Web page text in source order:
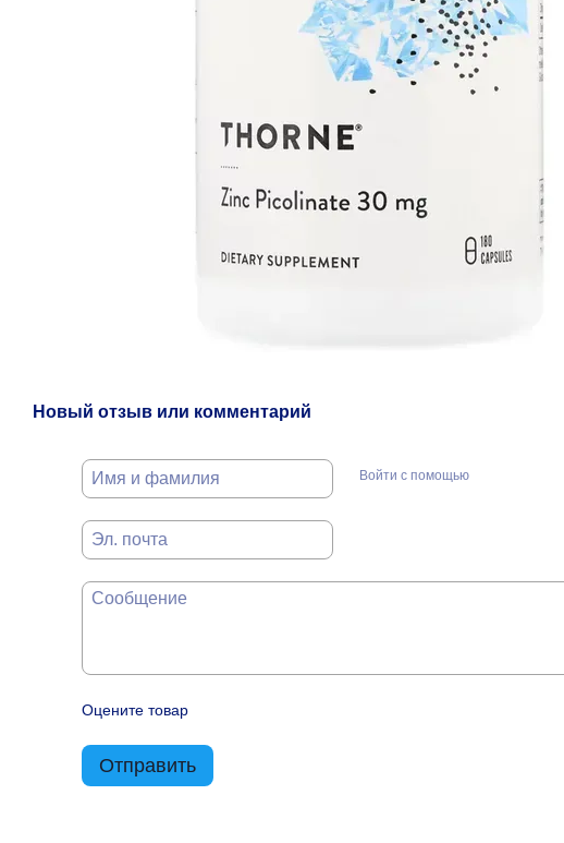
Новый отзыв или комментарий
Войти с помощью
Оцените товар
Отправить